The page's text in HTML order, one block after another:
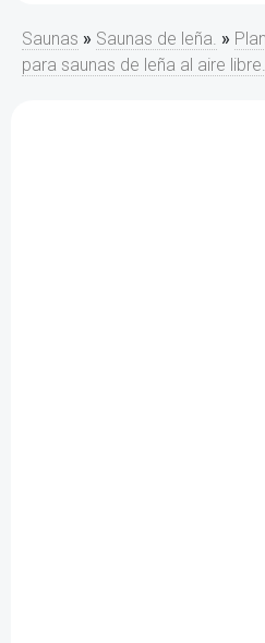
Saunas » Saunas de leña. »
para saunas de leña al aire libre.